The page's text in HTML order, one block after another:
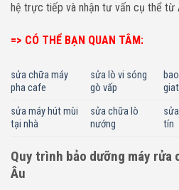
hệ trực tiếp và nhận tư vấn cụ thể từ
=> CÓ THỂ BẠN QUAN TÂM:
sửa chữa máy
pha cafe
sửa lò vi sóng
gò vấp
giat
sửa máy hút mùi
tại nhà
sửa chữa lò
nướng
tín
Quy trình bảo dưỡng máy rửa
Âu